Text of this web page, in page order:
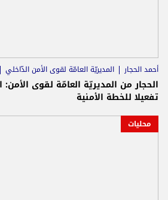
أحمد الحجار المديريّة العامّة لقوى الأمن الدّاخلي
الحجار من المديريّة العامّة لقوى
تفعيلا للخطة الأمنية
محليات